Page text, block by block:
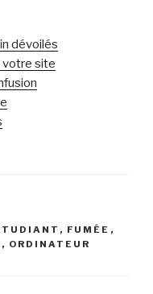
dévoilés
votre site
, FUMÉE ,
, ORDINATEUR